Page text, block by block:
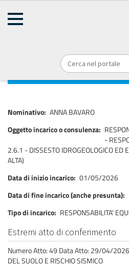
Home
ANNA BAVARO
Nominativo ANNA BAVARO
Oggetto incarico o consulenza
-
2.6.1 - DISSESTO IDROGEOLOGICO ED
ALTA)
Data di inizio incarico 01/05/2026
Data di fine incarico (anche presunta)
Tipo di incarico RESPONSABILITA'
Estremi atto di conferimento
Numero Atto: 49 Data Atto: 29/04/2026
DEL SUOLO E RISCHIO SISMICO